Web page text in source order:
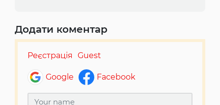
Додати коментар
Реєстрація Guest
Google Facebook